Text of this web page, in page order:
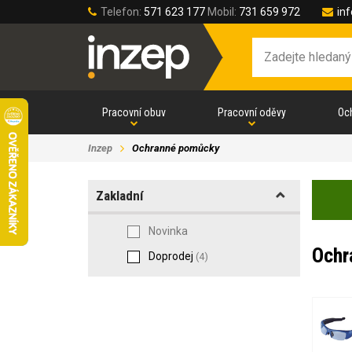
Telefon: 571 623 177 Mobil: 731 659 972
Pracovní obuv Pracovní oděvy
Inzep Ochranné pomůcky
Zakladní
Novinka
Doprodej (4)